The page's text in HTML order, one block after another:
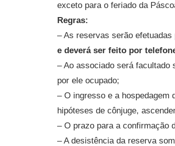
exceto para o feriado da
Regras:
– As reservas serão
e deverá ser feito por
– Ao associado será facultado
por ele ocupado;
– O ingresso e a hospedagem
hipóteses de cônjuge,
– O prazo para a confirmação
– A desistência da reserva